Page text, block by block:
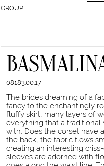
GROUP
08183.00.17
The brides dreaming of a
fancy to the enchantingly
fluffy skirt, many layers of
everything that a
with. Does the corset have
the back, the fabric flows
creating an interesting
sleeves are adorned with